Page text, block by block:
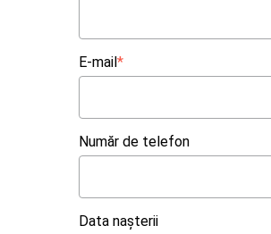
E-mail*
Număr de telefon
Data nașterii